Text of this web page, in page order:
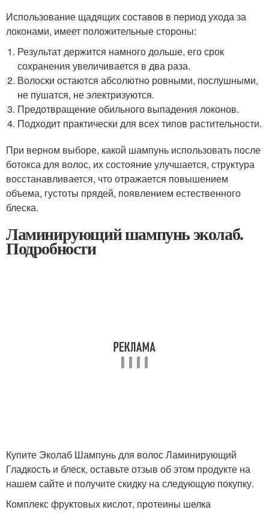
Использование щадящих составов в период ухода за
локонами, имеет положительные стороны:
Результат держится намного дольше, его срок
сохранения увеличивается в два раза.
Волоски остаются абсолютно ровными, послушными,
не пушатся, не электризуются.
Предотвращение обильного выпадения локонов.
Подходит практически для всех типов растительности.
При верном выборе, какой шампунь использовать после
ботокса для волос, их состояние улучшается, структура
восстанавливается, что отражается повышением
объема, густоты прядей, появлением естественного
блеска.
Ламинирующий шампунь эколаб.
Подробности
Купите Эколаб Шампунь для волос Ламинирующий
Гладкость и блеск, оставьте отзыв об этом продукте на
нашем сайте и получите скидку на следующую покупку.
Комплекс фруктовых кислот, протеины шелка